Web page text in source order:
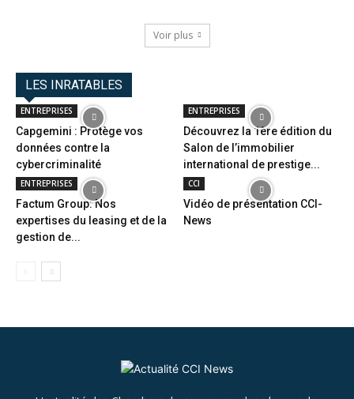
Voir plus
LES INRATABLES
ENTREPRISES
Capgemini : Protège vos
données contre la
cybercriminalité
ENTREPRISES
Découvrez la 1ère édition du
Salon de l’immobilier
international de prestige...
ENTREPRISES
Factum Group: Nos
expertises du leasing et de la
gestion de...
CCI
Vidéo de présentation CCI-
News